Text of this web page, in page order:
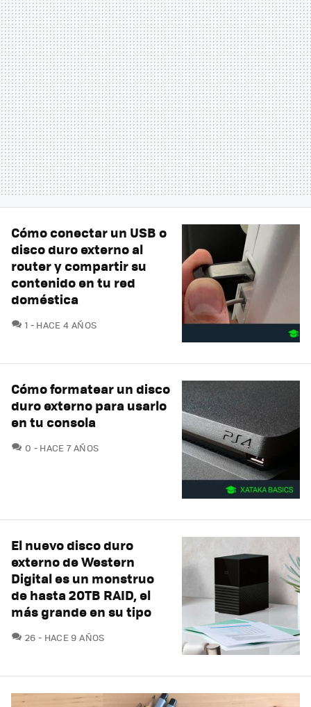
Cómo conectar un USB o
disco duro externo al
router y compartir su
contenido en tu red
doméstica
1 COMENTARIOS
HACE 4 AÑOS
Cómo formatear un disco
duro externo para usarlo
en tu consola
0 COMENTARIOS
HACE 7 AÑOS
El nuevo disco duro
externo de Western
Digital es un monstruo
de hasta 20TB RAID, el
más grande en su tipo
26 COMENTARIOS
HACE 9 AÑOS